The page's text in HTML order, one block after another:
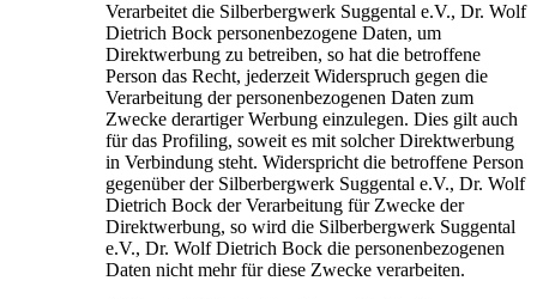
Verarbeitet die Silberbergwerk Suggental e.V., Dr. Wolf
Dietrich Bock personenbezogene Daten, um
Direktwerbung zu betreiben, so hat die betroffene
Person das Recht, jederzeit Widerspruch gegen die
Verarbeitung der personenbezogenen Daten zum
Zwecke derartiger Werbung einzulegen. Dies gilt auch
für das Profiling, soweit es mit solcher Direktwerbung
in Verbindung steht. Widerspricht die betroffene Person
gegenüber der Silberbergwerk Suggental e.V., Dr. Wolf
Dietrich Bock der Verarbeitung für Zwecke der
Direktwerbung, so wird die Silberbergwerk Suggental
e.V., Dr. Wolf Dietrich Bock die personenbezogenen
Daten nicht mehr für diese Zwecke verarbeiten.